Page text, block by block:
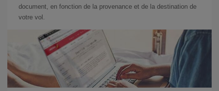
document, en fonction de la provenance et de la destination de
votre vol.